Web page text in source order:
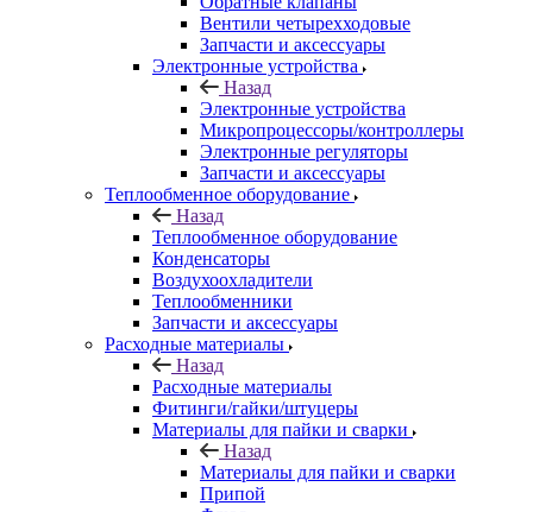
Вентили четырехходовые
Запчасти и аксессуары
Электронные устройства
Назад
Электронные устройства
Микропроцессоры/контроллеры
Электронные регуляторы
Запчасти и аксессуары
Теплообменное оборудование
Назад
Теплообменное оборудование
Конденсаторы
Воздухоохладители
Теплообменники
Запчасти и аксессуары
Расходные материалы
Назад
Расходные материалы
Фитинги/гайки/штуцеры
Материалы для пайки и сварки
Назад
Материалы для пайки и сварки
Припой